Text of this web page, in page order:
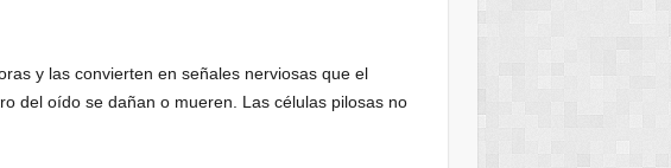
y las convierten en señales nerviosas que el
del oído se dañan o mueren. Las células pilosas no